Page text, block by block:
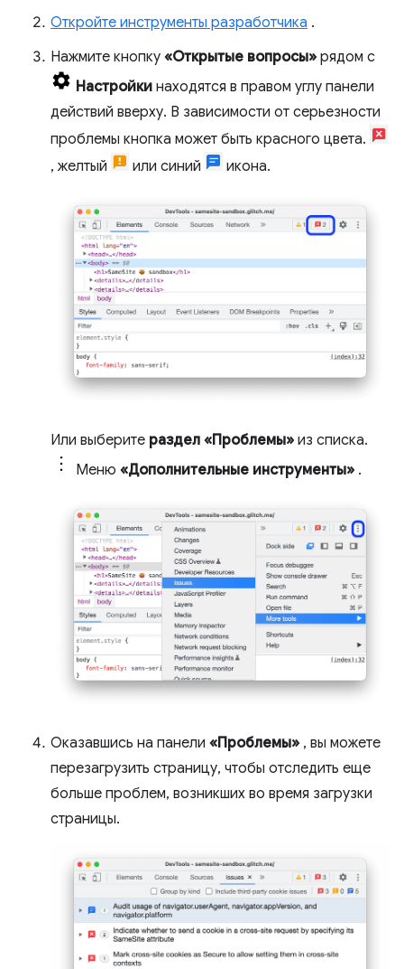
Откройте инструменты разработчика .
Нажмите кнопку «Открытые вопросы» рядом с
Настройки находятся в правом углу панели
действий вверху. В зависимости от серьезности
проблемы кнопка может быть красного цвета.
, желтый
или синий икона.
Или выберите раздел «Проблемы» из списка.
Меню «Дополнительные инструменты» .
Оказавшись на панели «Проблемы» , вы можете
перезагрузить страницу, чтобы отследить еще
больше проблем, возникших во время загрузки
страницы.